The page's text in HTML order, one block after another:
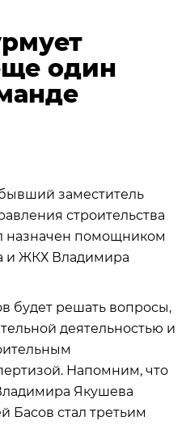
один
заместитель
строительства
назначен помощником
и ЖКХ Владимира
будет решать вопросы,
деятельностью и
Напомним, что
Якушева
Басов стал третьим